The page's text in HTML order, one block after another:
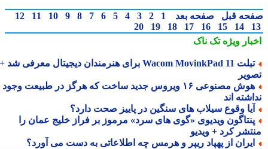
قبل صفحه بعد 1
2
3
4
5
6
7
8
9
10
11
12
14
15
16
17
18
19
20
ویژهتک ناک
تبلت Wacom MovinkPad 11 برای هنرمندان دیجیتال معرفی شد +
هوش مصنوعی ۱۶ ویروس جدید ساخت که هرگز در طبیعت وجود
اند
وقوع سیلاب های سنگین در پاییز صحت دارد؟
ویدیوی «گوی های سرد» مرموز بر فراز خلیج عمان را
کرد + ویدیو
از پهپاد ریپر و هرمس چه اطلاعاتی به دست می آورد؟